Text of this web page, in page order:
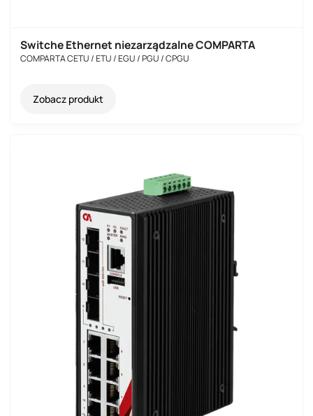
Switche Ethernet niezarządzalne COMPARTA
COMPARTA CETU / ETU / EGU / PGU / CPGU
Zobacz produkt